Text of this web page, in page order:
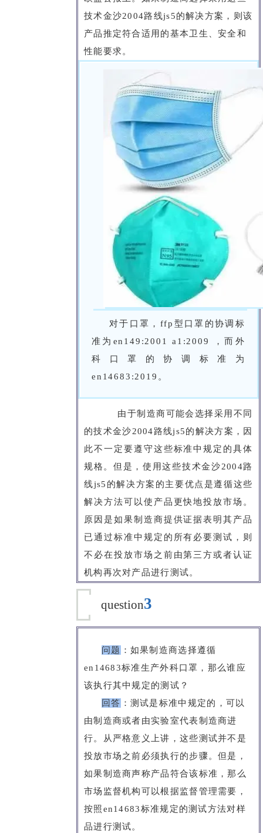
技术金沙2004路线js5的解决方案，则该
产品推定符合适用的基本卫生、安全和
性能要求。
对于口罩，ffp型口罩的协调标
准为en149:2001 a1:2009 ，而外
科口罩的协调标准为
en14683:2019。
由于制造商可能会选择采用不同
的技术金沙2004路线js5的解决方案，因
此不一定要遵守这些标准中规定的具体
规格。但是，使用这些技术金沙2004路
线js5的解决方案的主要优点是遵循这些
解决方法可以使产品更快地投放市场。
原因是如果制造商提供证据表明其产品
已通过标准中规定的所有必要测试，则
不必在投放市场之前由第三方或者认证
机构再次对产品进行测试。
question3
问题 ：如果制造商选择遵循
en14683标准生产外科口罩，那么谁应
该执行其中规定的测试？
回答 ： 测试是标准中规定的，可以
由制造商或者由实验室代表制造商进
行。从严格意义上讲，这些测试并不是
投放市场之前必须执行的步骤。但是，
如果制造商声称产品符合该标准，那么
市场监督机构可以根据监督管理需要，
按照en14683标准规定的测试方法对样
品进行测试。